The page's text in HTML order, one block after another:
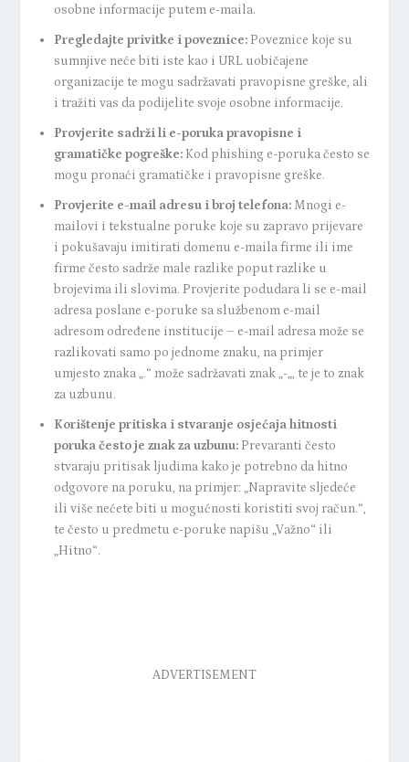
osobne informacije putem e-maila.
Pregledajte privitke i poveznice: Poveznice koje su
sumnjive neće biti iste kao i URL uobičajene
organizacije te mogu sadržavati pravopisne greške, ali
i tražiti vas da podijelite svoje osobne informacije.
Provjerite sadrži li e-poruka pravopisne i
gramatičke pogreške: Kod phishing e-poruka često se
mogu pronaći gramatičke i pravopisne greške.
Provjerite e-mail adresu i broj telefona: Mnogi e-
mailovi i tekstualne poruke koje su zapravo prijevare
i pokušavaju imitirati domenu e-maila firme ili ime
firme često sadrže male razlike poput razlike u
brojevima ili slovima. Provjerite podudara li se e-mail
adresa poslane e-poruke sa službenom e-mail
adresom određene institucije – e-mail adresa može se
razlikovati samo po jednome znaku, na primjer
umjesto znaka „.“ može sadržavati znak „-„, te je to znak
za uzbunu.
Korištenje pritiska i stvaranje osjećaja hitnosti
poruka često je znak za uzbunu: Prevaranti često
stvaraju pritisak ljudima kako je potrebno da hitno
odgovore na poruku, na primjer: „Napravite sljedeće
ili više nećete biti u mogućnosti koristiti svoj račun.“,
te često u predmetu e-poruke napišu „Važno“ ili
„Hitno“.
ADVERTISEMENT